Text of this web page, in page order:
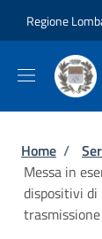
Regione
Home /
Messa in
dispositivi di